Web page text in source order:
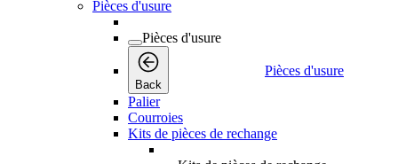
Pièces d'usure
Pièces d'usure
Back
Pièces d'usure
Palier
Courroies
Kits de pièces de rechange